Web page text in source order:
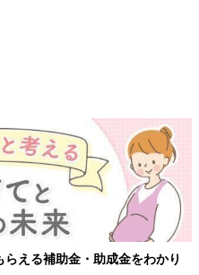
える補助金・助成金をわかり